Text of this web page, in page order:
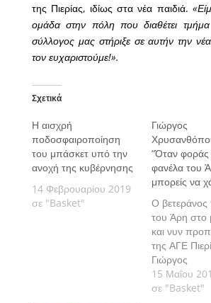
της Πιερίας, ιδίως στα νέα παιδιά.
ομάδα στην πόλη που διαθέτει
σύλλογος μας στήριξε σε αυτήν την
τον ευχαριστούμε!».
Σχετικά
Η αισχρή
ποδοσφαιροποίηση
του μπάσκετ υπό την
ανοχή της κυβέρνησης
14 Φεβρουαρίου 2019
σε "Basket"
Γιώργος
“Όταν φοράς
φανέλα του
μπορείς να
Ο βετεράνος
του Άρη στο
και νυν
της ΑΓΕ
Γιώργος
μίλησε στον
15 Μαΐου
σε "Basket"